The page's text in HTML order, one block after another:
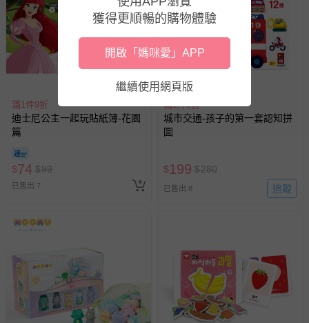
商品實際的配達日期，可於訂單個人資料內的查詢訂單內，
已出貨通知之訊息為主。
如您收到商品，請依正常流程檢查是否完好，若商品遇瑕疵
情形，您可申請更換新品或退貨，請見：
退貨的辦理流程
若您對於會員帳號、商品訂購與資訊、購物流程、付款方
式、折價券與購物金的使用、退貨及商品運送方式等有疑
問，你可詳見：媽咪愛客服中心。
預購商品：預購為海外同步代購，遇缺貨即會通知媽咪並協
商品如因「價格、組合」等錯誤原因，導致無法安排出貨，
會主動以簡訊及mail通知訂單取消事宜，並將提供適當補
滿1件9折
迪士尼公主一起玩貼紙簿-花園
篇
$74 $99
已售出 7
搶購一空
滿1件9折
城市交通-孩子的第一套認知拼
圖
$199 $280
已售出 8 追蹤
獲得更順暢的購物體驗
開啟「媽咪愛」APP
繼續使用網頁版